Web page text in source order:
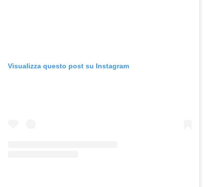
Visualizza questo post su Instagram